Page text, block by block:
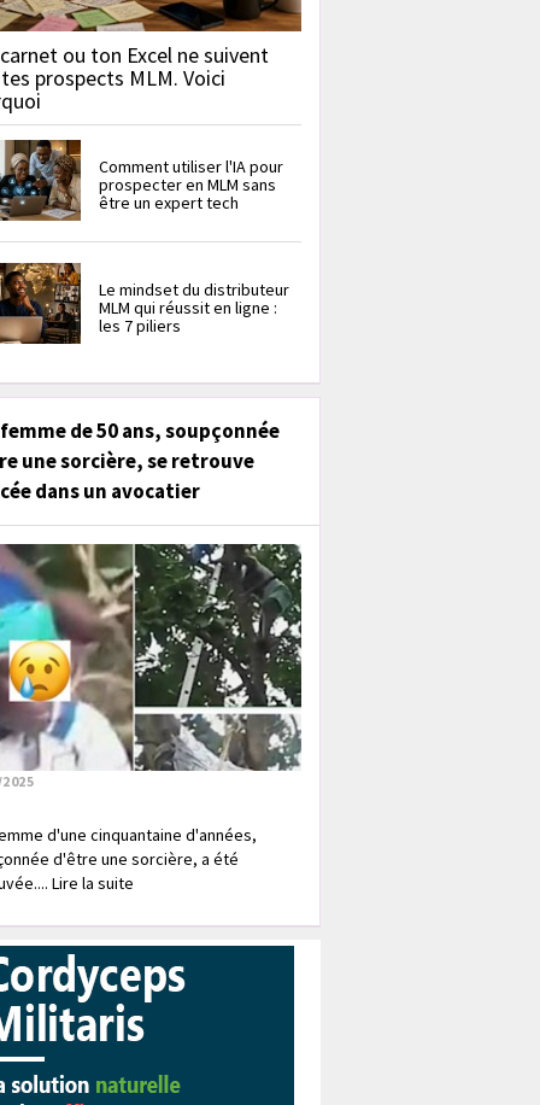
ou ton Excel ne suivent
prospects MLM. Voici
Comment utiliser l'IA pour
prospecter en MLM sans
être un expert tech
Le mindset du distributeur
MLM qui réussit en ligne :
les 7 piliers
de 50 ans, soupçonnée
une sorcière, se retrouve
dans un avocatier
d'une cinquantaine d'années,
d'être une sorcière, a été
Lire la suite